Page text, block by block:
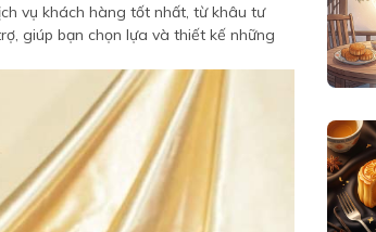
vụ khách hàng tốt nhất, từ khâu tư
giúp bạn chọn lựa và thiết kế những